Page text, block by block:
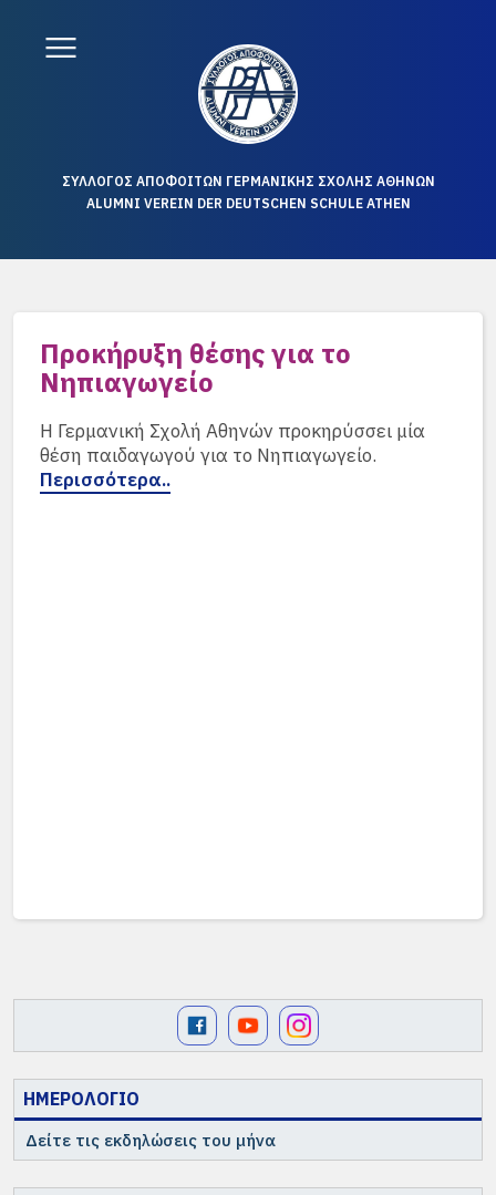
ΣΥΛΛΟΓΟΣ ΑΠΟΦΟΙΤΩΝ ΓΕΡΜΑΝΙΚΗΣ ΣΧΟΛΗΣ ΑΘΗΝΩΝ
ALUMNI VEREIN DER DEUTSCHEN SCHULE ATHEN
ΗΜΕΡΟΛΟΓΙΟ
Δείτε τις εκδηλώσεις του μήνα
Προκήρυξη θέσης για το
Νηπιαγωγείο
Η Γερμανική Σχολή Αθηνών προκηρύσσει μία
θέση παιδαγωγού για το Νηπιαγωγείο.
Περισσότερα..